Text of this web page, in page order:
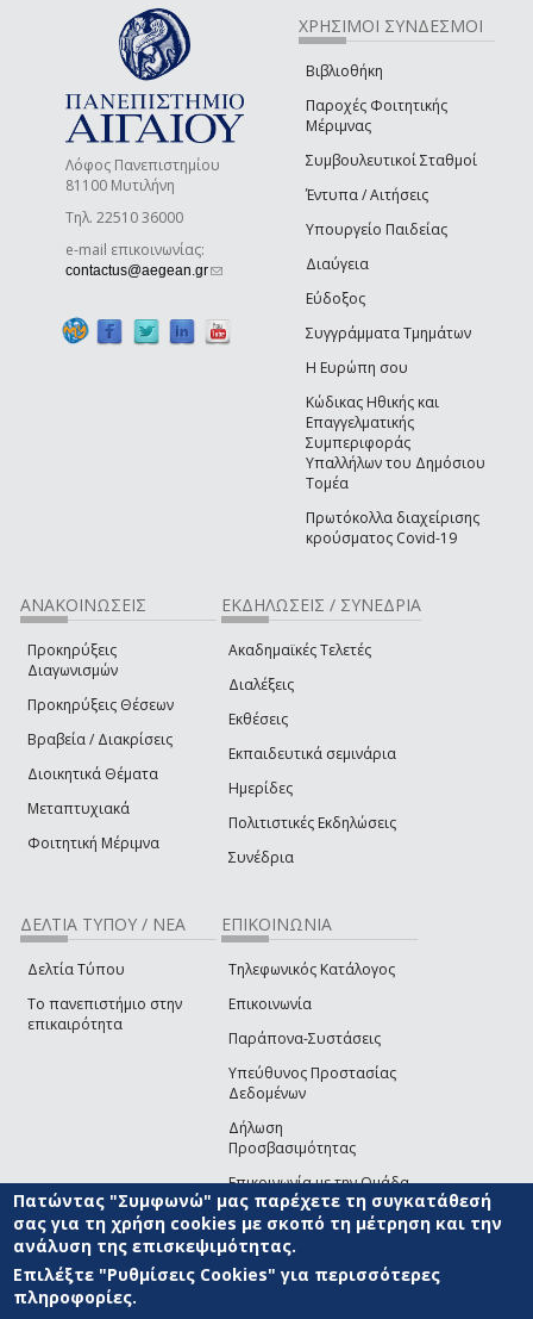
Λόφος Πανεπιστημίου
81100 Μυτιλήνη
Τηλ. 22510 36000
e-mail επικοινωνίας:
contactus@aegean.gr(link sends e-mail)
ΧΡΗΣΙΜΟΙ ΣΥΝΔΕΣΜΟΙ
Βιβλιοθήκη
Παροχές Φοιτητικής
Μέριμνας
Συμβουλευτικοί Σταθμοί
Έντυπα / Αιτήσεις
Υπουργείο Παιδείας
Διαύγεια
Εύδοξος
Συγγράμματα Τμημάτων
Η Ευρώπη σου
Κώδικας Ηθικής και
Επαγγελματικής
Συμπεριφοράς
Υπαλλήλων του Δημόσιου
Τομέα
Πρωτόκολλα διαχείρισης
κρούσματος Covid-19
ΑΝΑΚΟΙΝΩΣΕΙΣ
Προκηρύξεις
Διαγωνισμών
Προκηρύξεις Θέσεων
Βραβεία / Διακρίσεις
Διοικητικά Θέματα
Μεταπτυχιακά
Φοιτητική Μέριμνα
ΕΚΔΗΛΩΣΕΙΣ / ΣΥΝΕΔΡΙΑ
Ακαδημαϊκές Τελετές
Διαλέξεις
Εκθέσεις
Εκπαιδευτικά σεμινάρια
Ημερίδες
Πολιτιστικές Εκδηλώσεις
Συνέδρια
ΔΕΛΤΙΑ ΤΥΠΟΥ / ΝΕΑ
Δελτία Τύπου
Το πανεπιστήμιο στην
επικαιρότητα
ΕΠΙΚΟΙΝΩΝΙΑ
Τηλεφωνικός Κατάλογος
Επικοινωνία
Παράπονα-Συστάσεις
Υπεύθυνος Προστασίας
Δεδομένων
Δήλωση
Προσβασιμότητας
Επικοινωνία με την Ομάδα
Ανάπτυξης του site(link sends e-mail)
© ΠΑΝΕΠΙΣΤΗΜΙΟ ΑΙΓΑΙΟΥ ΟΡΟΙ ΧΡΗΣΗΣ
ΑΝΑΠΤΥΞΗΣ
Πατώντας "Συμφωνώ" μας παρέχετε τη συγκατάθεσή
σας για τη χρήση cookies με σκοπό τη μέτρηση και την
ανάλυση της επισκεψιμότητας.
Επιλέξτε "Ρυθμίσεις Cookies" για περισσότερες
πληροφορίες.